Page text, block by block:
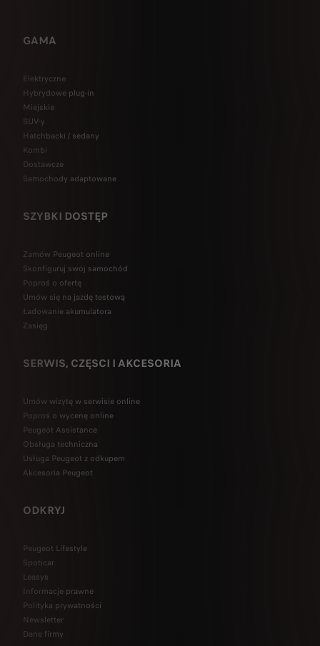
GAMA
Elektryczne
Hybrydowe plug-in
Miejskie
SUV-y
Hatchbacki / sedany
Kombi
Dostawcze
Samochody adaptowane
SZYBKI DOSTĘP
Zamów Peugeot online
Skonfiguruj swój samochód
Poproś o ofertę
Umów się na jazdę testową
Ładowanie akumulatora
Zasięg
SERWIS, CZĘSCI I AKCESORIA
Umów wizytę w serwisie online
Poproś o wycenę online
Peugeot Assistance
Obsługa techniczna
Usługa Peugeot z odkupem
Akcesoria Peugeot
ODKRYJ
Peugeot Lifestyle
Spoticar
Leasys
Informacje prawne
Polityka prywatności
Newsletter
Dane firmy